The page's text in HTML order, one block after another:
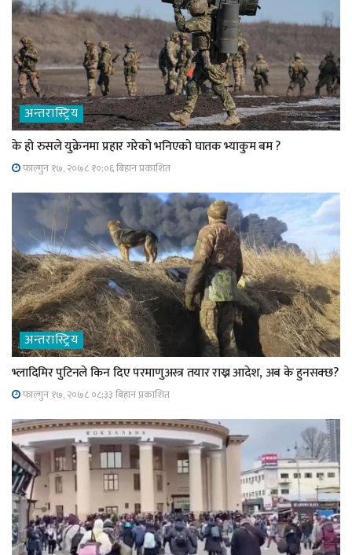
अन्तरास्ट्रिय
के हो रुसले युक्रेनमा प्रहार गरेको भनिएको घातक भ्याकुम बम ?
फाल्गुन १७, २०७८ १०;०६ बिहान प्रकाशित
अन्तरास्ट्रिय
भ्लादिमिर पुटिनले किन दिए परमाणुअस्त्र तयार राख्न आदेश, अब के हुनसक्छ?
फाल्गुन १७, २०७८ ०८;३३ बिहान प्रकाशित